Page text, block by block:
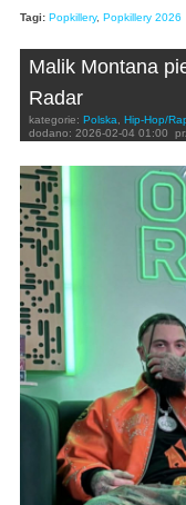
Tagi: Popkillery, Popkillery 2026
Malik Montana
Radar
kategorie: Polska Hip-Hop/
dodano: 2026-02-04 01:00